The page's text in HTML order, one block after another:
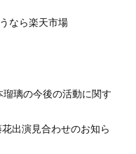
なら楽天市場
璃の今後の活動に関す
花出演見合わせのお知ら